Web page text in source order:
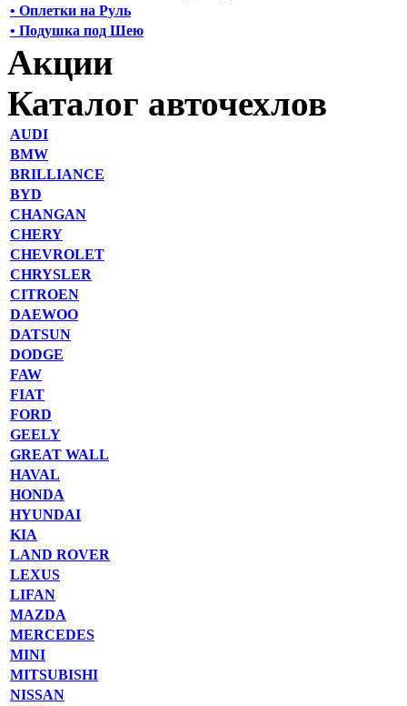
• Оплетки на Руль
• Подушка под Шею
Акции
Каталог авточехлов
AUDI
BMW
BRILLIANCE
BYD
CHANGAN
CHERY
CHEVROLET
CHRYSLER
CITROEN
DAEWOO
DATSUN
DODGE
FAW
FIAT
FORD
GEELY
GREAT WALL
HAVAL
HONDA
HYUNDAI
KIA
LAND ROVER
LEXUS
LIFAN
MAZDA
MERCEDES
MINI
MITSUBISHI
NISSAN